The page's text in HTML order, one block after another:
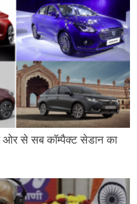
ओर से सब कॉम्पैक्ट सेडान का